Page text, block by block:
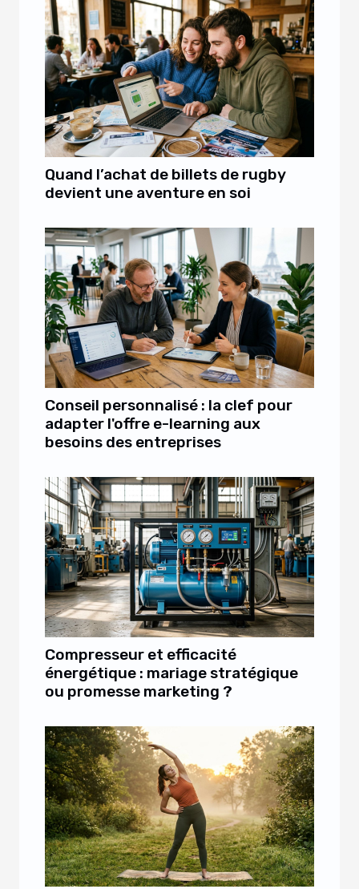
Quand l’achat de billets de rugby
devient une aventure en soi
Conseil personnalisé : la clef pour
adapter l'offre e-learning aux
besoins des entreprises
Compresseur et efficacité
énergétique : mariage stratégique
ou promesse marketing ?